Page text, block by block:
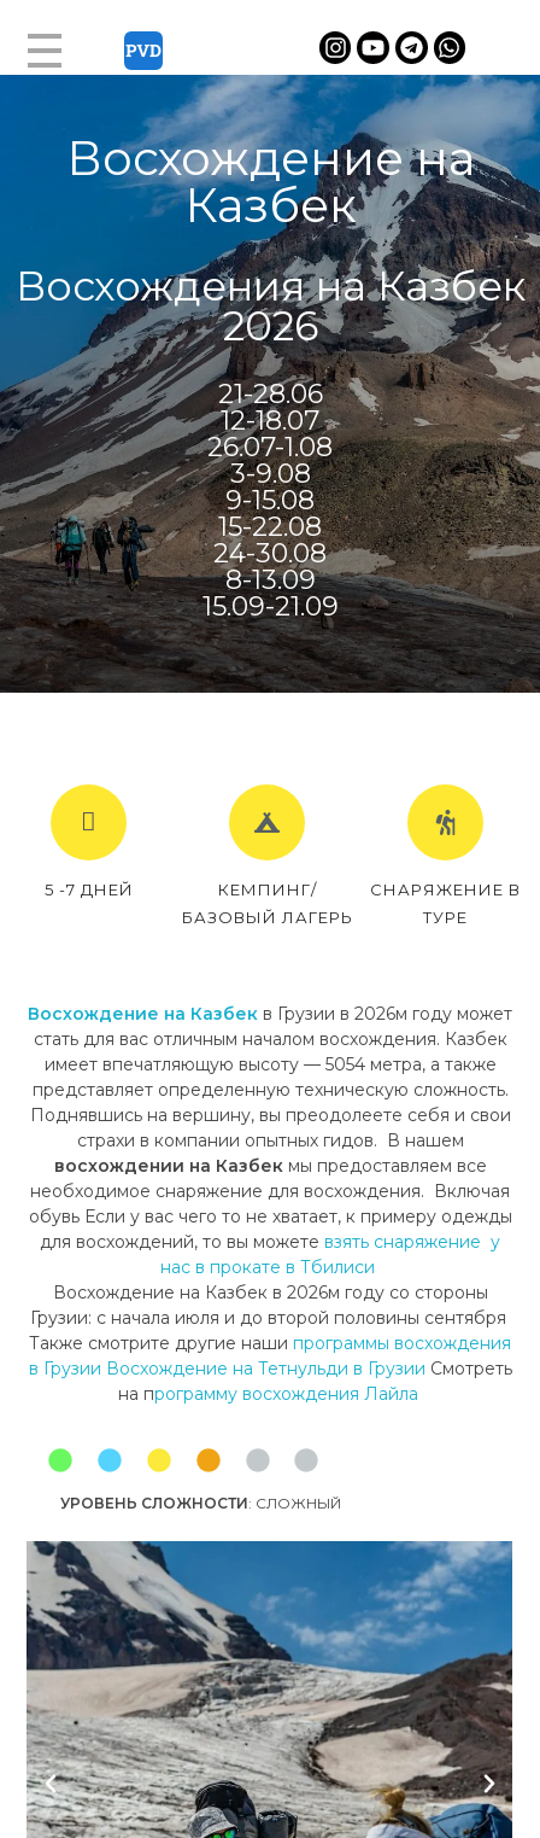
Восхождение на
Казбек
Восхождения на Казбек
2026
21-28.06
12-18.07
26.07-1.08
3-9.08
9-15.08
15-22.08
24-30.08
8-13.09
15.09-21.09
5 -7 ДНЕЙ
КЕМПИНГ/
БАЗОВЫЙ ЛАГЕРЬ
СНАРЯЖЕНИЕ В
ТУРЕ
Восхождение на Казбек в Грузии в 2026м году может
стать для вас отличным началом восхождения. Казбек
имеет впечатляющую высоту — 5054 метра, а также
представляет определенную техническую сложность.
Поднявшись на вершину, вы преодолеете себя и свои
страхи в компании опытных гидов. В нашем
восхождении на Казбекмы предоставляем все
необходимое снаряжение для восхождения. Включая
обувь Если у вас чего то не хватает, к примеру одежды
для восхождений, то вы можете взять снаряжение у
нас в прокате в Тбилиси
Восхождение на Казбек в 2026м году со стороны
Грузии: с начала июля и до второй половины сентября
Также смотрите другие наши программы восхождения
в Грузии Восхождение на Тетнульди в Грузии Смотреть
на программу восхождения Лайла
УРОВЕНЬ СЛОЖНОСТИ: СЛОЖНЫЙ